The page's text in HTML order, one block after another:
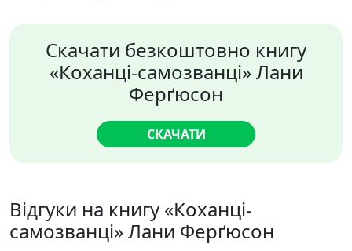
Скачати безкоштовно книгу
«Коханці-самозванці» Лани
Ферґюсон
СКАЧАТИ
Відгуки на книгу «Коханці-
самозванці» Лани Ферґюсон